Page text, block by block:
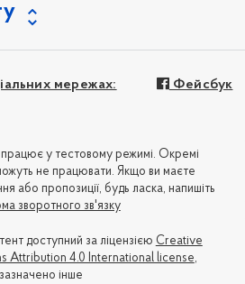
мережах: Фейсбук
у тестовому режимі. Окремі
не працювати. Якщо ви маєте
або пропозиції, будь ласка, напишіть
зворотного зв'язку
доступний за ліцензією Creative
Attribution 4.0 International license,
інше